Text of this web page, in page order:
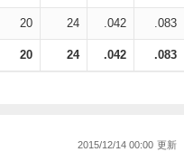
20 24 .042 .083
20 24 .042 .083
2015/12/14 00:00